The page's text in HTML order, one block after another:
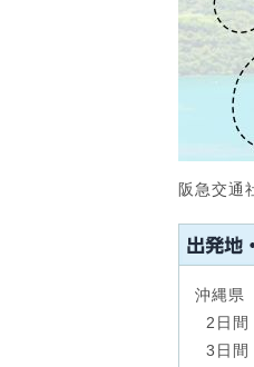
阪急交通
沖縄県
2日間
3日間